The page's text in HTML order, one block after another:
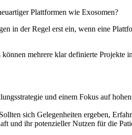
Plattformen wie Exosomen?
in der Regel erst ein, wenn eine
mehrere klar definierte Projekte
und einem Fokus auf
sich Gelegenheiten ergeben,
und ihr potenzieller Nutzen für die